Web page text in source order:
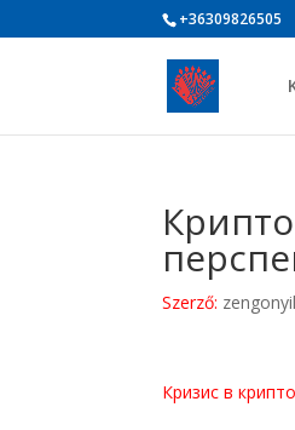
+36309826505
Szerző: zengonyil
Кризис в